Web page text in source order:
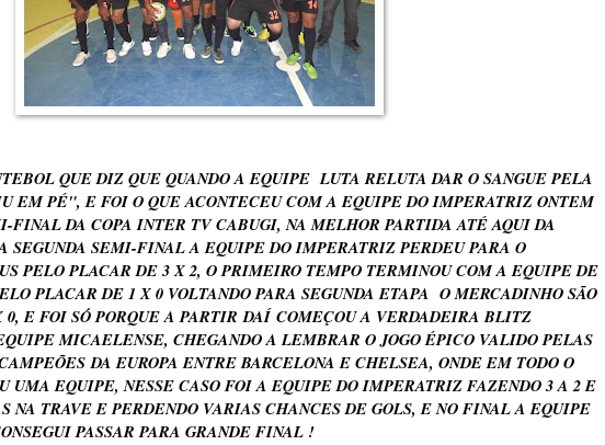
QUE DIZ QUE QUANDO A EQUIPE LUTA RELUTA DAR O SANGUE PELA
EM PÉ", E FOI O QUE ACONTECEU COM A EQUIPE DO IMPERATRIZ ONTEM
FINAL DA COPA INTER TV CABUGI, NA MELHOR PARTIDA ATÉ AQUI DA
SEGUNDA SEMI-FINAL A EQUIPE DO IMPERATRIZ PERDEU PARA O
PELO PLACAR DE 3 X 2, O PRIMEIRO TEMPO TERMINOU COM A EQUIPE DE
PLACAR DE 1 X 0 VOLTANDO PARA SEGUNDA ETAPA O MERCADINHO SÃO
E FOI SÓ PORQUE A PARTIR DAÍ COMEÇOU A VERDADEIRA BLITZ
MICAELENSE, CHEGANDO A LEMBRAR O JOGO ÉPICO VALIDO PELAS
DA EUROPA ENTRE BARCELONA E CHELSEA, ONDE EM TODO O
UMA EQUIPE, NESSE CASO FOI A EQUIPE DO IMPERATRIZ FAZENDO 3 A 2 E
NA TRAVE E PERDENDO VARIAS CHANCES DE GOLS, E NO FINAL A EQUIPE
PASSAR PARA GRANDE FINAL !